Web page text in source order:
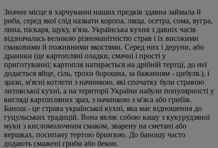
Значне місце в харчуванні наших предків здавна займала й
риба, серед якої слід назвати коропа, ляща, осетра, сома, вугра,
лина, піскаря, щуку, в'яза. Українська кухня з давніх часів
відзначалась великою різноманітністю страв і їх високими
смаковими й поживними якостями. Серед них і деруни, або
драники (це картопляні оладки, смачні і прості у
приготуванні; картопля натирається на дрібній тертці, до неї
додається яйце, сіль, трохи борошна, за бажанням - цибуля.), і
зрази, м'ясні котлети з начинкою, які спочатку були стравою
литовської кухні, а на території України набули популярності у
вигляді картопляних зраз, з начинкою з м'яса або грибів.
Банош - це страва української кухні, яка має відношення до
гуцульських традицій. Вона являє собою кашу з кукурудзяної
муки з кисломолочним смаком, зварену на сметані або
вершках, посипану тертою бринзою. До баношу часто
додають смажені гриби або бекон.